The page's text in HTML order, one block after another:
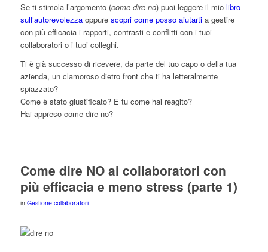
Se ti stimola l’argomento (come dire no) puoi leggere il mio libro
sull’autorevolezzaoppure scopri come posso aiutarti a gestire
con più efficacia i rapporti, contrasti e conflitti con i tuoi
collaboratori o i tuoi colleghi.
Ti è già successo di ricevere, da parte del tuo capo o della tua
azienda, un clamoroso dietro front che ti ha letteralmente
spiazzato?
Come è stato giustificato? E tu come hai reagito?
Hai appreso come dire no?
Come dire NO ai collaboratori con
più efficacia e meno stress (parte 1)
in Gestione collaboratori